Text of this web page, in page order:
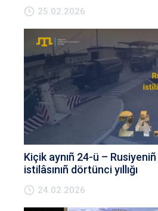
25.02.2026
Kiçik aynıñ 24-ü –
istilâsınıñ dörtünci yıllığı
24.02.2026